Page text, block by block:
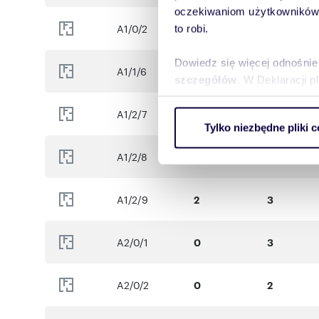
oczekiwaniom
to robi.
Dowiedz się więcej
szczegółów . W Deklaracji
ruch w naszej witrynie.
reklamowym i
uzyskanymi podczas
Tylko niezbędne pliki
Przekazanie mieszkań – 31.12.2027
A1/0/2 0
A1/1/6 1 3
A1/2/7 2 3
A1/2/8
A1/2/9 2 3
A2/0/1 0 3
A2/0/2 0 2